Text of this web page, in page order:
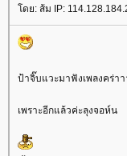
ดย: ส้ม IP:
ป้าจิ๊บแวะมาฟังเพลงคร่าา
เพราะอีกแล้วค่ะลุงจอห์น